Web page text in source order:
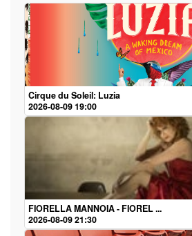
Cirque du Soleil: Luzia
2026-08-09 19:00
FIORELLA MANNOIA - FIOREL ...
2026-08-09 21:30